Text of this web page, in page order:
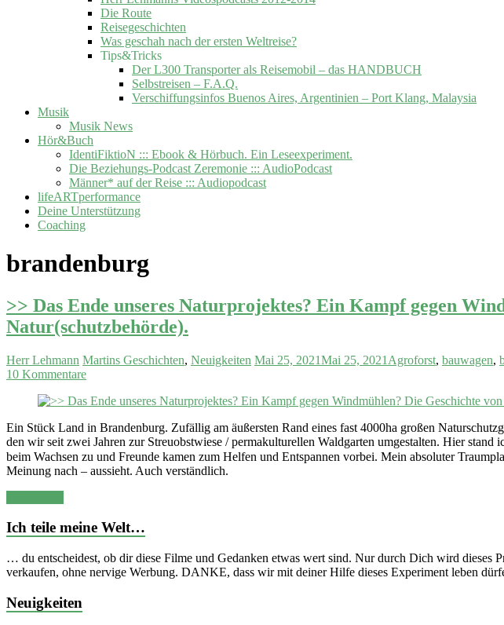
Die Route
Reisegeschichten
Was geschah nach der ersten Weltreise?
Tips&Tricks
Der L300 Transporter als Reisemobil – das HANDBUCH
Selbstreisen – F.A.Q.
Verschiffungsinfos Buenos Aires, Argentinien – Port Klang, Malaysia
Musik
Musik News
Hör&Buch
IdentiFiktioN ::: Ebook & Hörbuch. Ein Leseexperiment.
Die Beziehungs-Podcast Zeremonie ::: AudioPodcast
Männer* auf der Reise ::: Audiopodcast
lifeARTperformance
Deine Unterstützung
Coaching
brandenburg
>> Das Ende unseres Naturprojektes? Ein Kampf gegen
Natur(schutzbehörde).
Herr Lehmann Martins Geschichten, Neuigkeiten Mai 25, 2021Mai 25, 2021 Agroforst, bauwagen,
10 Kommentare
Ein Stück Land in Brandenburg. Zufällig am äußersten Rand eines fast 4000ha großen
den wir seit zwei Jahren zur Streuobstwiese / permakulturellen Waldgarten umgestalten. Hier
beim Wachsen zu und Freunde kamen zum Helfen und Entspannen vorbei. Mein absoluter
Meinung nach – aussieht. Auch verständlich.
Ich teile meine Welt…
… du entscheidest, ob dir diese Filme und Gedanken etwas wert sind. Nur durch Dich wird
verkaufen, ohne nervige Werbung. DANKE, dass wir mit deiner Hilfe dieses Experiment leben
Neuigkeiten